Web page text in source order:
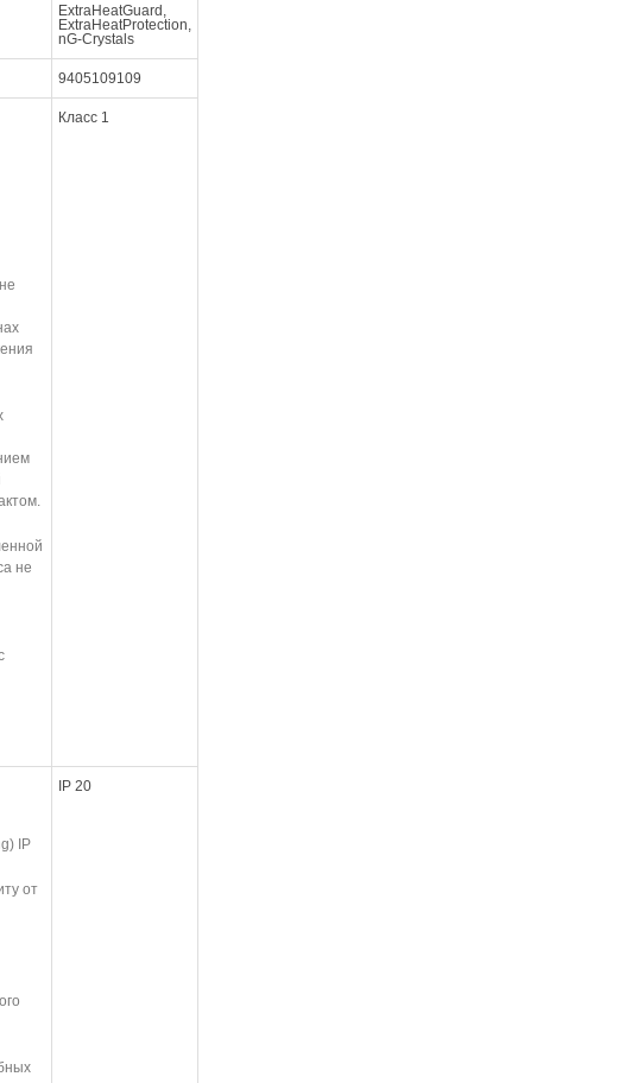
ExtraHeatGuard,
ExtraHeatProtection,
nG-Crystals
9405109109
не
Класс 1
IP
от
IP 20